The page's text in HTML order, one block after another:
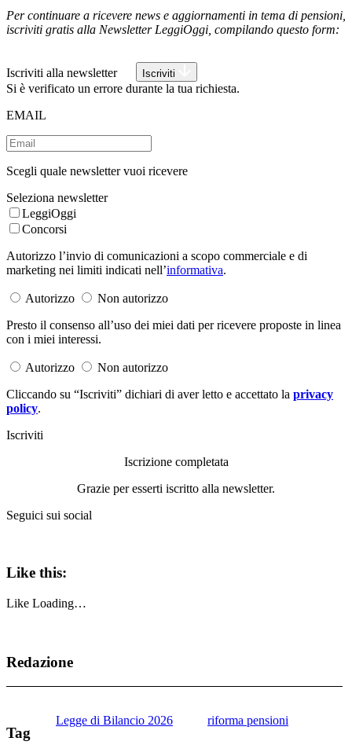
Per continuare a ricevere news e aggiornamenti in tema di pensioni,
iscriviti gratis alla Newsletter LeggiOggi, compilando questo form:
Iscriviti alla newsletter Iscriviti
Si è verificato un errore durante la tua richiesta.
EMAIL
Scegli quale newsletter vuoi ricevere
Seleziona newsletter
LeggiOggi
Concorsi
Autorizzo l’invio di comunicazioni a scopo commerciale e di
marketing nei limiti indicati nell’informativa.
Autorizzo
Non autorizzo
Presto il consenso all’uso dei miei dati per ricevere proposte in linea
con i miei interessi.
Autorizzo
Non autorizzo
Cliccando su “Iscriviti” dichiari di aver letto e accettato la privacy
policy.
Iscriviti
Iscrizione completata
Grazie per esserti iscritto alla newsletter.
Seguici sui social
Like this:
Like Loading…
Redazione
Tag
Legge di Bilancio 2026 riforma pensioni